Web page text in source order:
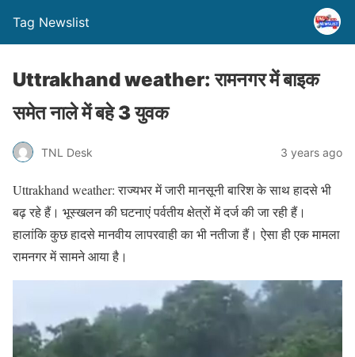
Tag Newslist
Uttrakhand weather: रामनगर में बाइक
समेत नाले में बहे 3 युवक
TNL Desk 3 years ago
Uttrakhand weather: राज्यभर में जारी मानसूनी बारिश के साथ हादसे भी
बढ़ रहे हैं। भूस्खलन की घटनाएं पर्वतीय क्षेत्रों में दर्ज की जा रही हैं।
हालांकि कुछ हादसे मानवीय लापरवाही का भी नतीजा हैं। ऐसा ही एक मामला
रामनगर में सामने आया है।